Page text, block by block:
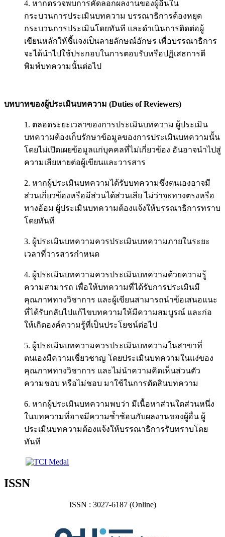
4. หากตรวจพบการคัดลอกผลงานของผู้อื่นใน
กระบวนการประเมินบทความ บรรณาธิการต้องหยุด
กระบวนการประเมินโดยทันที และดำเนินการติดต่อผู้
เขียนหลักให้ชี้แจงเป็นลายลักษณ์อักษร เพื่อบรรณาธิการ
จะได้นำไปใช้ประกอบในการตอบรับหรือปฏิเสธการตี
พิมพ์บทความนั้นต่อไป
บทบาทของผู้ประเมินบทความ (Duties ofReviewers)
1. ตลอดระยะเวลาของการประเมินบทความ ผู้ประเมิน
บทความต้องเก็บรักษาข้อมูลของการประเมินบทความนั้น
โดยไม่เปิดเผยข้อมูลแก่บุคคลที่ไม่เกี่ยวข้อง อันอาจนำไปสู่
ความเสียหายต่อผู้เขียนและวารสาร
2. หากผู้ประเมินบทความได้รับบทความซึ่งตนเองอาจมี
ส่วนเกี่ยวข้องหรือมีส่วนได้ส่วนเสีย ไม่ว่าจะทางตรงหรือ
ทางอ้อม ผู้ประเมินบทความต้องแจ้งให้บรรณาธิการทราบ
โดยทันที
3. ผู้ประเมินบทความควรประเมินบทความภายในระยะ
เวลาที่วารสารกำหนด
4. ผู้ประเมินบทความควรประเมินบทความด้วยความรู้
ความสามารถ เพื่อให้บทความที่ได้รับการประเมินมี
คุณภาพทางวิชาการ และผู้เขียนสามารถนำข้อเสนอแนะ
ที่ได้รับกลับไปแก้ไขบทความให้มีความสมบูรณ์ และก่อ
ให้เกิดองค์ความรู้ที่เป็นประโยชน์ต่อไป
5. ผู้ประเมินบทความควรประเมินบทความในสาขาที่
ตนเองมีความเชี่ยวชาญ โดยประเมินบทความในแง่ของ
คุณภาพทางวิชาการ และไม่นำความคิดเห็นส่วนตัว
ความชอบ หรือไม่ชอบ มาใช้ในการตัดสินบทความ
6. หากผู้ประเมินบทความพบว่า มีเนื้อหาส่วนใดส่วนหนึ่ง
ในบทความที่อาจมีความซ้ำซ้อนกับผลงานของผู้อื่น ผู้
ประเมินบทความต้องแจ้งให้บรรณาธิการรับทราบโดย
ทันที
ISSN
ISSN : 3027-6187 (Online)